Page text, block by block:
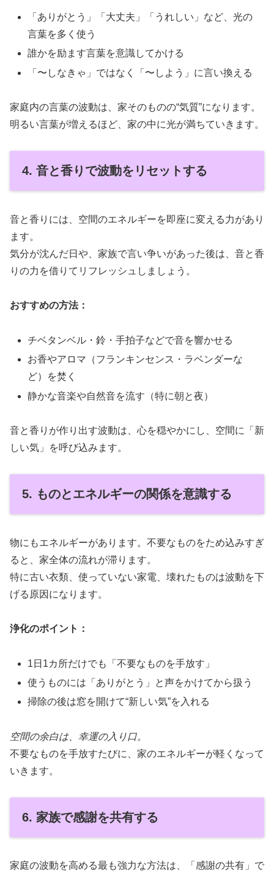
「ありがとう」「大丈夫」「うれしい」など、光の
言葉を多く使う
誰かを励ます言葉を意識してかける
「〜しなきゃ」ではなく「〜しよう」に言い換える
家庭内の言葉の波動は、家そのものの“気質”になります。
明るい言葉が増えるほど、家の中に光が満ちていきます。
4. 音と香りで波動をリセットする
音と香りには、空間のエネルギーを即座に変える力があり
ます。
気分が沈んだ日や、家族で言い争いがあった後は、音と香
りの力を借りてリフレッシュしましょう。
おすすめの方法：
チベタンベル・鈴・手拍子などで音を響かせる
お香やアロマ（フランキンセンス・ラベンダーな
ど）を焚く
静かな音楽や自然音を流す（特に朝と夜）
音と香りが作り出す波動は、心を穏やかにし、空間に「新
しい気」を呼び込みます。
5. ものとエネルギーの関係を意識する
物にもエネルギーがあります。不要なものをため込みすぎ
ると、家全体の流れが滞ります。
特に古い衣類、使っていない家電、壊れたものは波動を下
げる原因になります。
浄化のポイント：
1日1カ所だけでも「不要なものを手放す」
使うものには「ありがとう」と声をかけてから扱う
掃除の後は窓を開けて“新しい気”を入れる
空間の余白は、幸運の入り口。
不要なものを手放すたびに、家のエネルギーが軽くなって
いきます。
6. 家族で感謝を共有する
家庭の波動を高める最も強力な方法は、「感謝の共有」で